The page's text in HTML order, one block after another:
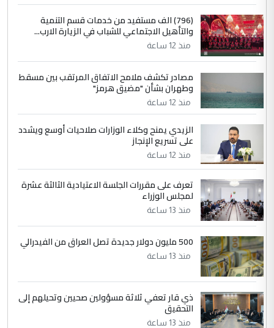
سردار
التعليق : واحد من عصابة علي ماما يسقط
جنسية الرافد الثالث للعراق ومن اصول عريقة
ابا فرات ...
الجواهري يرد على صدام حسين سل
مضجعيك يابن الزنا (نص كامل)
5
التعليق : تحياتي لك استاذ حامدتركان. كلام
دقيق ومسؤول؛ فالاستثمار الحقيقي للإنسان
الموضوع :
بين الإهمال واغتصاب الأرض.. بلاد
الرافدين تعاني الجفاف والتصحر!!
(796) الف مستفيد من خدمات قسم التنمية
والتأهيل الاجتماعي للشباب في الزيارة الارب...
منذ 12 ساعة
مصادر تكشف ملامح الاتفاق المرتقب بين مسقط
وطهران بشأن "مضيق هرمز"
منذ 12 ساعة
الزيدي يمنح وكلاء الوزارات صلاحيات أوسع ويشدد
على تسريع الإنجاز
منذ 12 ساعة
تعرف على مقررات الجلسة الاعتيادية الثالثة عشرة
لمجلس الوزراء
منذ 13 ساعة
500 مليون دولار جديدة تصل العراق من الفيدرالي
منذ 13 ساعة
ذي قار تعفي ثلاثة مسؤولين صحيين وتحيلهم إلى
التحقيق
منذ 13 ساعة